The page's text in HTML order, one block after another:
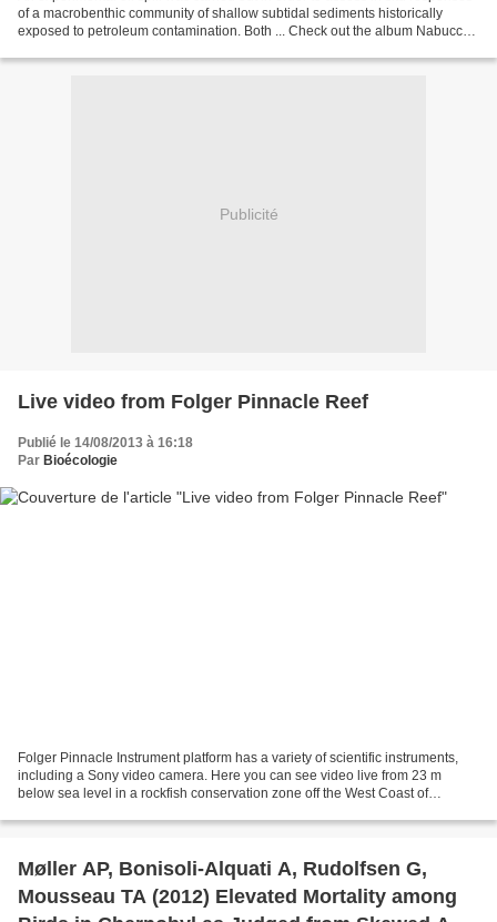
of a macrobenthic community of shallow subtidal sediments historically
exposed to petroleum contamination. Both ... Check out the album Nabucco
Publicité
Live video from Folger Pinnacle Reef
Publié le 14/08/2013 à 16:18
Par Bioécologie
Folger Pinnacle Instrument platform has a variety of scientific instruments,
including a Sony video camera. Here you can see video live from 23 m
below sea level in a rockfish conservation zone off the West Coast of
Møller AP, Bonisoli-Alquati A, Rudolfsen G,
Mousseau TA (2012) Elevated Mortality among